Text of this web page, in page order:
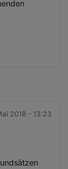
2018 - 13:23